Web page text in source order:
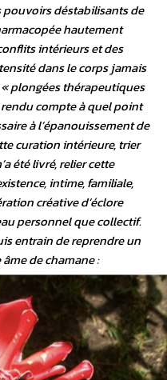
pouvoirs déstabilisants de
hautement
intérieurs et des
dans le corps jamais
plongées thérapeutiques
compte à quel point
à l’épanouissement de
curation intérieure, trier
été livré, relier cette
intime, familiale,
créative d’éclore
personnel que collectif.
entrain de reprendre un
de chamane :